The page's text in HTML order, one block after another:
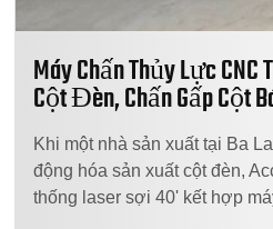
Máy Chấn Thủy Lực CNC
Cột Đèn, Chấn Gấp Cột
Khi một nhà sản xuất tại Ba
động hóa sản xuất cột đèn,
thống laser sợi 40' kết hợp